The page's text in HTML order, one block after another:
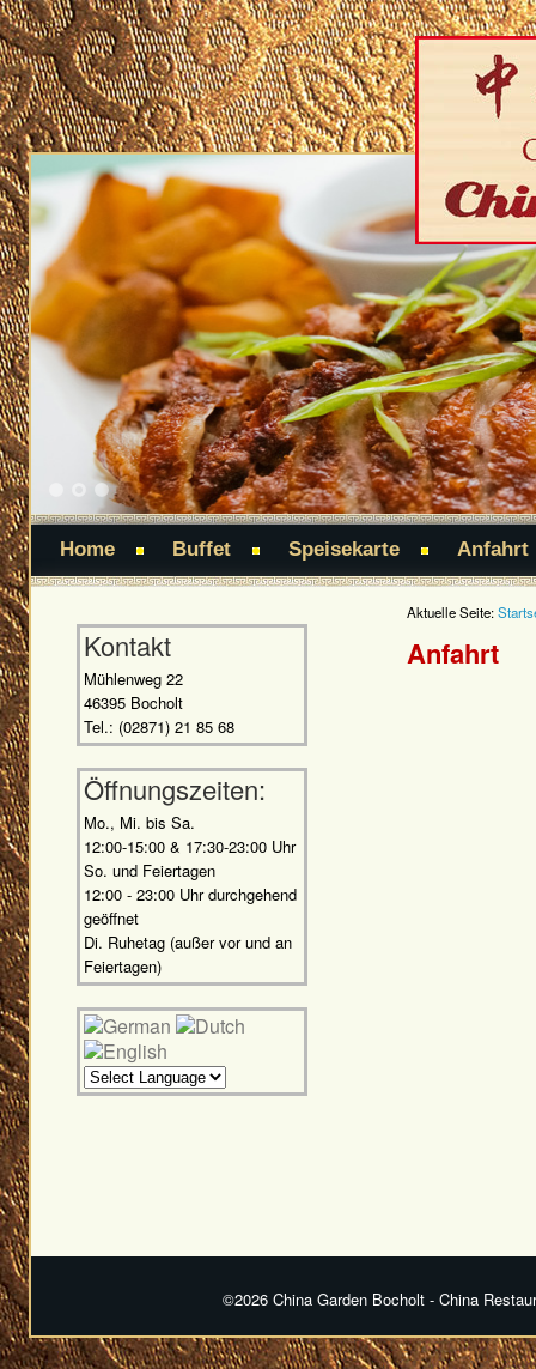
1 2
3
Home
Buffet Speisekarte Anfahrt
Kontakt
Mühlenweg 22
46395 Bocholt
Tel.: (02871) 21 85 68
Öffnungszeiten:
Mo., Mi. bis Sa.
12:00-15:00 & 17:30-23:00 Uhr
So. und Feiertagen
12:00 - 23:00 Uhr durchgehend
geöffnet
Di. Ruhetag (außer vor und an
Feiertagen)
Aktuelle Seite:
Anfahrt
©2026 China Garden Bocholt - China